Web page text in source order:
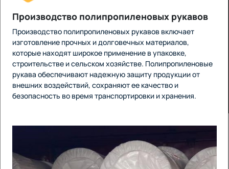
Производство полипропиленовых рукавов
Производство полипропиленовых рукавов включает
изготовление прочных и долговечных материалов,
которые находят широкое применение в упаковке,
строительстве и сельском хозяйстве. Полипропиленовые
рукава обеспечивают надежную защиту продукции от
внешних воздействий, сохраняют ее качество и
безопасность во время транспортировки и хранения.